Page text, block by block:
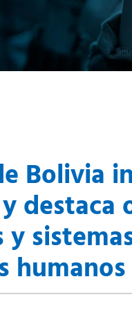
Bolivia
destaca
humanos